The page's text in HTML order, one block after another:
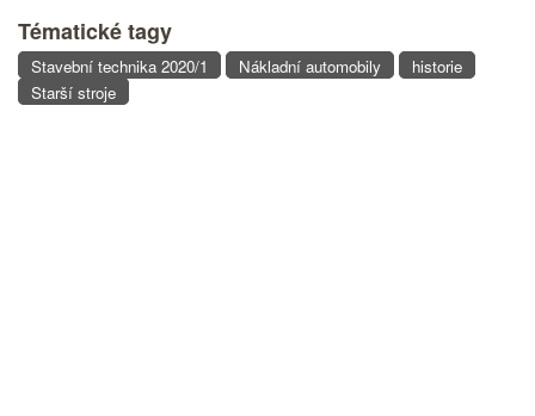
Tématické tagy
Stavební technika 2020/1 Nákladní automobily
historie
Starší stroje